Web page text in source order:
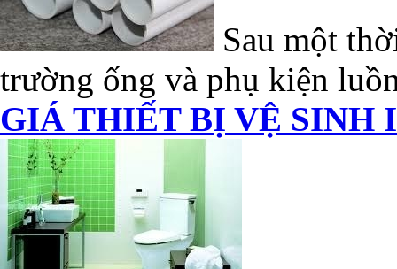
Sau một
trường ống và phụ kiện
GIÁ THIẾT BỊ VỆ SINH